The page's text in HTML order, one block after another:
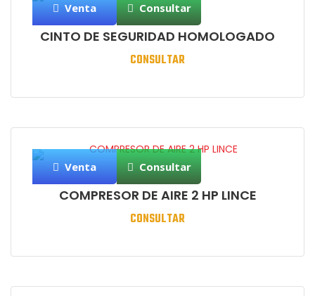
Venta Consultar
CINTO DE SEGURIDAD HOMOLOGADO
CONSULTAR
Venta Consultar
COMPRESOR DE AIRE 2 HP LINCE
CONSULTAR